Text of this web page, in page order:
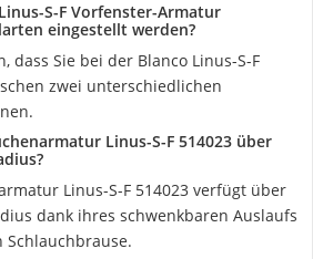
S-F Vorfenster-Armatur
eingestellt werden?
dass Sie bei der Blanco Linus-S-F
zwei unterschiedlichen
Linus-S-F 514023 über
Linus-S-F 514023 verfügt über
dank ihres schwenkbaren Auslaufs